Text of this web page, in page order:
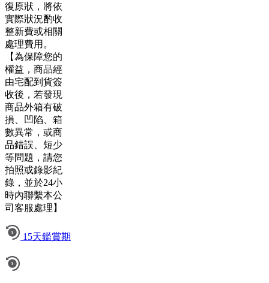
復原狀，將依
實際狀況酌收
整新費或相關
處理費用。
【為保障您的
權益，商品經
由宅配到貨簽
收後，若發現
商品外箱有破
損、凹陷、箱
數異常，或商
品錯誤、短少
等問題，請您
拍照或錄影紀
錄，並於24小
時內聯繫本公
司客服處理】
15天鑑賞期